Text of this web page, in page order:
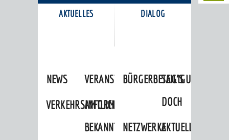
AKTUELLES
NEWS
VERANSTALTUNGSKALENDER
VERKEHRSINFORMATIONEN
AMTLICHE
BEKANNTMACHUNGEN
DIALOG
BÜRGERBETEILIGUNG
SAG'S
DOCH
NETZWERKEAKTUELLE
KARRIEREPORTAL